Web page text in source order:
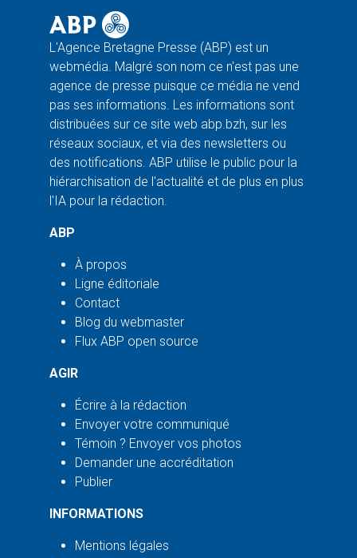
L'Agence Bretagne Presse (ABP) est un
webmédia. Malgré son nom ce n'est pas une
agence de presse puisque ce média ne vend
pas ses informations. Les informations sont
distribuées sur ce site web abp.bzh, sur les
réseaux sociaux, et via des newsletters ou
des notifications. ABP utilise le public pour la
hiérarchisation de l'actualité et de plus en plus
l'IA pour la rédaction.
ABP
À propos
Ligne éditoriale
Contact
Blog du webmaster
Flux ABP open source
AGIR
Écrire à la rédaction
Envoyer votre communiqué
Témoin ? Envoyer vos photos
Demander une accréditation
Publier
INFORMATIONS
Mentions légales